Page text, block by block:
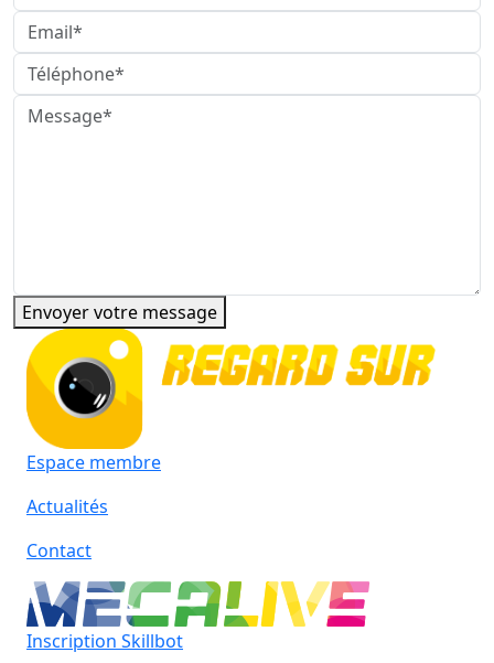
Envoyer votre message
Espace membre
Actualités
Contact
Inscription Skillbot